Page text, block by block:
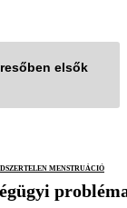
elsők
menstruáció